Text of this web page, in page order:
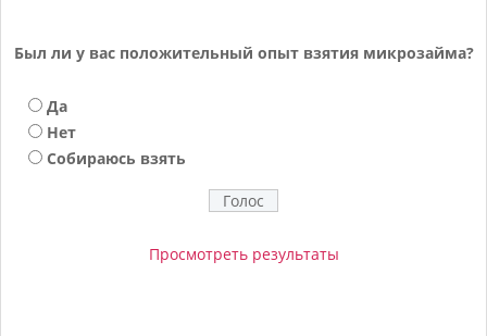
Был ли у вас положительный опыт взятия микрозайма?
Да
Нет
Собираюсь взять
Просмотреть результаты